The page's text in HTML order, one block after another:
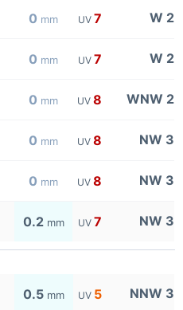
0 mm UV 7 W 2
0 mm UV 7 W 2
0 mm UV 8 WNW 2
0 mm UV 8 NW 3
0 mm UV 8 NW 3
0.2 mm UV 7 NW 3
0.5 mm UV 5 NNW 3